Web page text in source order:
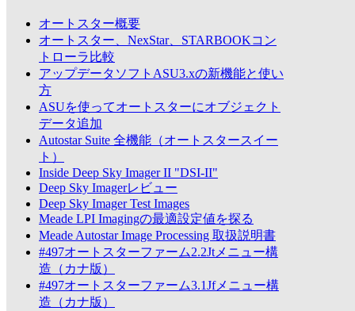
オートスター概要
オートスター、NexStar、STARBOOKコン
トローラ比較
アップデータソフトASU3.xの新機能と使い
方
ASUを使ってオートスターにオブジェクト
データ追加
Autostar Suite 全機能（オートスタースイー
ト）
Inside Deep Sky Imager II "DSI-II"
Deep Sky Imagerレビュー
Deep Sky Imager Test Images
Meade LPI Imagingの最適設定値を探る
Meade Autostar Image Processing 取扱説明書
#497オートスターファーム2.2Jtメニュー構
造（カナ版）
#497オートスターファーム3.1Jfメニュー構
造（カナ版）